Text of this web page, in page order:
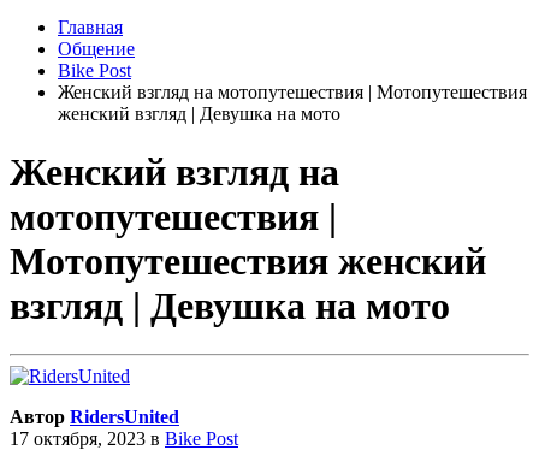
Главная
Общение
Bike Post
Женский взгляд на мотопутешествия | Мотопутешествия
женский взгляд | Девушка на мото
Женский взгляд на
мотопутешествия |
Мотопутешествия женский
взгляд | Девушка на мото
Автор RidersUnited
17 октября, 2023 в Bike Post